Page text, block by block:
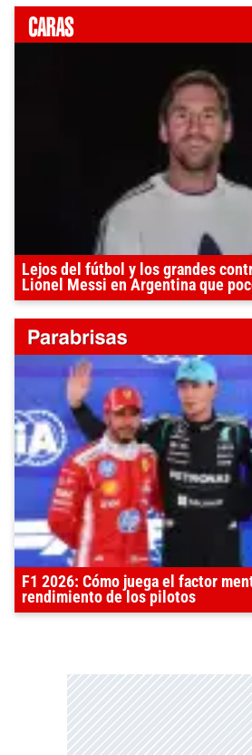
Lejos del fútbol y los grandes
Lionel Messi en Argentina que
F1 2026: Cómo juega el factor
rendimiento de los pilotos